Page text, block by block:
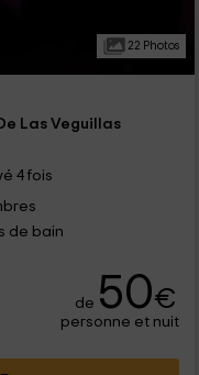
22 Photos
Las Veguillas
4 fois
de bain
de 50€
personne et nuit